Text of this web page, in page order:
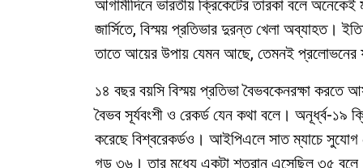
আগামীদিনে ভারতীয় ক্রিকেটের তারকা বলে
জার্সিতে, বিস্ময় প্রতিভার দুরন্ত খেলা অব্যাহত।
তাতে আয়ের উপায় যেমন আছে, তেমনই প্রলোভনের
১৪ বছর বয়সি বিস্ময় প্রতিভা বৈভবকেনরক্ষা করতে
বৈভব সূর্যবংশী ও রেকর্ড যেন কথা বলে। অনূর্ধ্ব-১৯
করেছে বিশ্বরেকর্ডও। আইপিএলে সাত ম্যাচে সুযোগ
গড় ৩৬। তার মধ্যে একটা শতরান এসেছিল ৩৫